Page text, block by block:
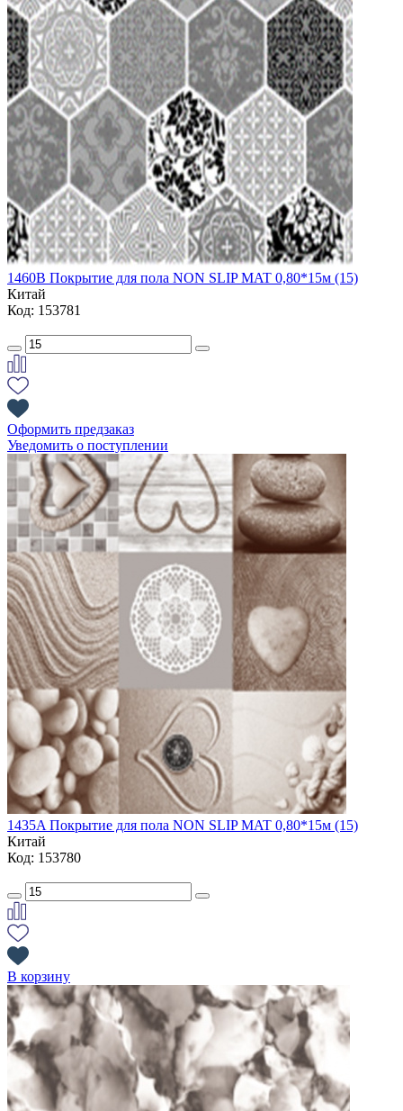
1460B Покрытие для пола NON SLIP MAT 0,80*15м (15)
Китай
Код: 153781
Оформить предзаказ
Уведомить о поступлении
1435A Покрытие для пола NON SLIP MAT 0,80*15м (15)
Китай
Код: 153780
В корзину